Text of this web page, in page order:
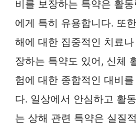
비를 보장하는 특약은 활
에게 특히 유용합니다. 또
해에 대한 집중적인 치료
장하는 특약도 있어, 신체
험에 대한 종합적인 대비
다. 일상에서 안심하고 활
는 상해 관련 특약은 실질